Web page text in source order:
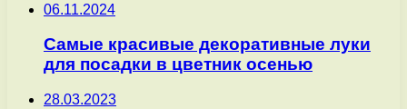
06.11.2024
Самые красивые декоративные луки
для посадки в цветник осенью
28.03.2023